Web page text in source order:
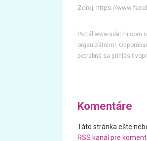
Zdroj: https://
Portál www.sdetmi.com
organizátormi.
potrebné sa prihlásiť
Komentáre
Táto stránka ešte
RSS kanál pre